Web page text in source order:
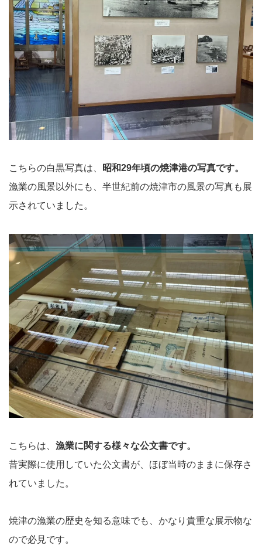
こちらの白黒写真は、
昭和29年頃の焼津港の写真です。
漁業の風景以外にも、半世紀前の焼津市の風景の写真も展
示されていました。
こちらは、 漁業に関する様々な公文書です。
昔実際に使用していた公文書が、ほぼ当時のままに保存さ
れていました。
焼津の漁業の歴史を知る意味でも、かなり貴重な展示物な
ので必見です。